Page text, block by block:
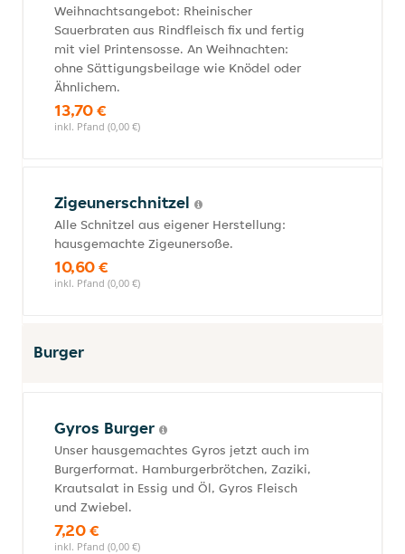
Weihnachtsangebot: Rheinischer
Sauerbraten aus Rindfleisch fix und fertig
mit viel Printensosse. An Weihnachten:
ohne Sättigungsbeilage wie Knödel oder
Ähnlichem.
13,70 €
inkl. Pfand (0,00 €)
Zigeunerschnitzel
Alle Schnitzel aus eigener Herstellung:
hausgemachte Zigeunersoße.
10,60 €
inkl. Pfand (0,00 €)
Burger
Gyros Burger
Unser hausgemachtes Gyros jetzt auch im
Burgerformat. Hamburgerbrötchen, Zaziki,
Krautsalat in Essig und Öl, Gyros Fleisch
und Zwiebel.
7,20 €
inkl. Pfand (0,00 €)